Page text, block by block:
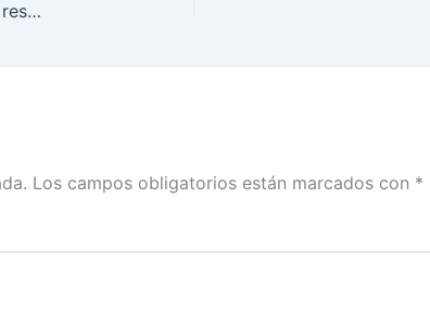
Consejo Local del INE en San Luis Potosí da a conocer resultados finales de programas y actividades de la jornada electoral del 1 de julio
Los campos obligatorios están marcados con *